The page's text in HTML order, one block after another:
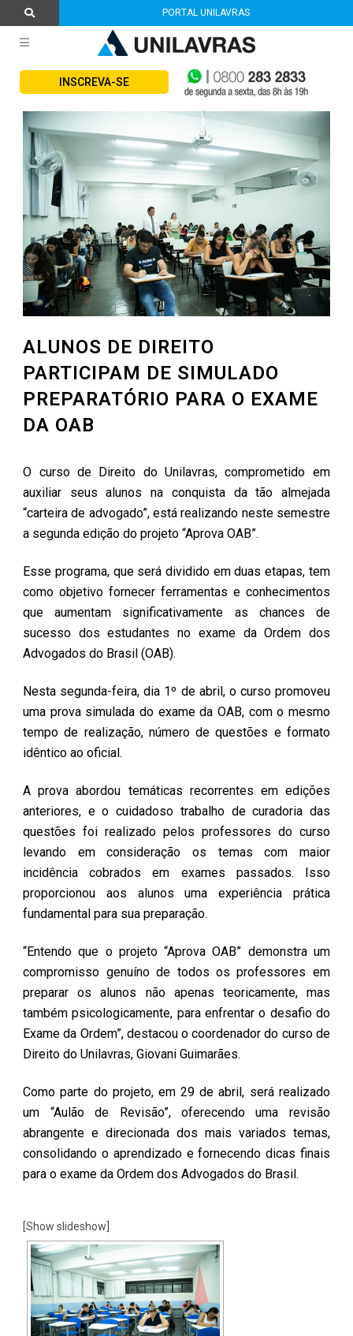
PORTAL UNILAVRAS
INSCREVA-SE
ALUNOS DE DIREITO
PARTICIPAM DE SIMULADO
PREPARATÓRIO PARA O EXAME
DA OAB
O curso de Direito do Unilavras, comprometido em
auxiliar seus alunos na conquista da tão almejada
“carteira de advogado”, está realizando neste semestre
a segunda edição do projeto “Aprova OAB”.
Esse programa, que será dividido em duas etapas, tem
como objetivo fornecer ferramentas e conhecimentos
que aumentam significativamente as chances de
sucesso dos estudantes no exame da Ordem dos
Advogados do Brasil (OAB).
Nesta segunda-feira, dia 1º de abril, o curso promoveu
uma prova simulada do exame da OAB, com o mesmo
tempo de realização, número de questões e formato
idêntico ao oficial.
A prova abordou temáticas recorrentes em edições
anteriores, e o cuidadoso trabalho de curadoria das
questões foi realizado pelos professores do curso
levando em consideração os temas com maior
incidência cobrados em exames passados. Isso
proporcionou aos alunos uma experiência prática
fundamental para sua preparação.
“Entendo que o projeto “Aprova OAB” demonstra um
compromisso genuíno de todos os professores em
preparar os alunos não apenas teoricamente, mas
também psicologicamente, para enfrentar o desafio do
Exame da Ordem”, destacou o coordenador do curso de
Direito do Unilavras, Giovani Guimarães.
Como parte do projeto, em 29 de abril, será realizado
um “Aulão de Revisão”, oferecendo uma revisão
abrangente e direcionada dos mais variados temas,
consolidando o aprendizado e fornecendo dicas finais
para o exame da Ordem dos Advogados do Brasil.
[Show slideshow]